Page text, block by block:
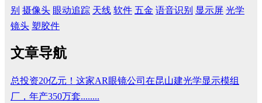
别 摄像头 眼动追踪 天线 软件 五金 语音识别 显示屏 光学
镜头 塑胶件
文章导航
总投资20亿元！这家AR眼镜公司在昆山建光学显示模组
厂，年产350万套........